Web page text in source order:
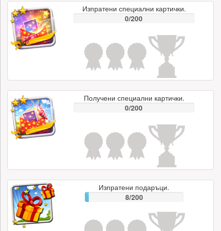
Изпратени специални картички.
0/200
Получени специални картички.
0/200
Изпратени подаръци.
8/200